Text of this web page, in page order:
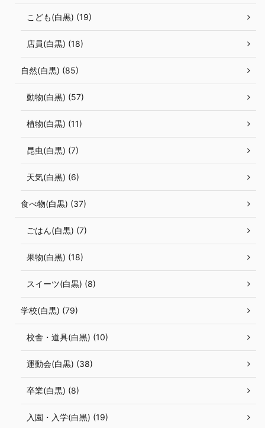
こども(白黒) (19)
店員(白黒) (18)
自然(白黒) (85)
動物(白黒) (57)
植物(白黒) (11)
昆虫(白黒) (7)
天気(白黒) (6)
食べ物(白黒) (37)
ごはん(白黒) (7)
果物(白黒) (18)
スイーツ(白黒) (8)
学校(白黒) (79)
校舎・道具(白黒) (10)
運動会(白黒) (38)
卒業(白黒) (8)
入園・入学(白黒) (19)